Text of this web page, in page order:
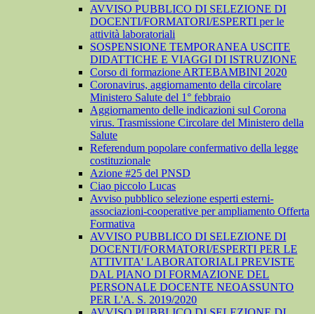
AVVISO PUBBLICO DI SELEZIONE DI
DOCENTI/FORMATORI/ESPERTI per le
attività laboratoriali
SOSPENSIONE TEMPORANEA USCITE
DIDATTICHE E VIAGGI DI ISTRUZIONE
Corso di formazione ARTEBAMBINI 2020
Coronavirus, aggiornamento della circolare
Ministero Salute del 1° febbraio
Aggiornamento delle indicazioni sul Corona
virus. Trasmissione Circolare del Ministero della
Salute
Referendum popolare confermativo della legge
costituzionale
Azione #25 del PNSD
Ciao piccolo Lucas
Avviso pubblico selezione esperti esterni-
associazioni-cooperative per ampliamento Offerta
Formativa
AVVISO PUBBLICO DI SELEZIONE DI
DOCENTI/FORMATORI/ESPERTI PER LE
ATTIVITA' LABORATORIALI PREVISTE
DAL PIANO DI FORMAZIONE DEL
PERSONALE DOCENTE NEOASSUNTO
PER L'A. S. 2019/2020